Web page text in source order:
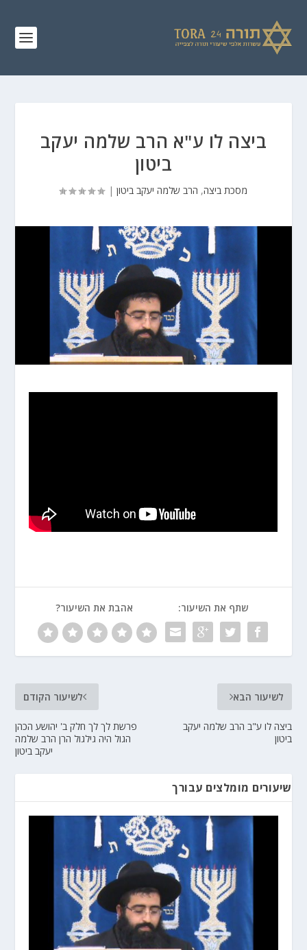
ביצה לו ע"א הרב שלמה יעקב
ביטון
מסכת ביצה, הרב שלמה יעקב ביטון |
שתף את השיעור: אהבת את השיעור?
לשיעור הקודם
פרשת לך לך חלק ב' יהושע הכהן
הגול היה גילגול הרן הרב שלמה
יעקב ביטון
לשיעור הבא
ביצה לו ע"ב הרב שלמה יעקב
ביטון
שיעורים מומלצים עבורך